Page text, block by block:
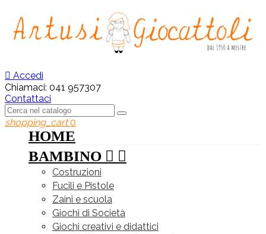
 Accedi
Chiamaci: 041 957307
Contattaci
shopping_cart 0
HOME
BAMBINO  
Costruzioni
Fucili e Pistole
Zaini e scuola
Giochi di Società
Giochi creativi e didattici